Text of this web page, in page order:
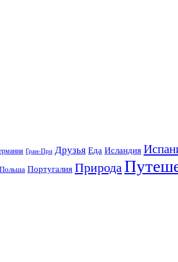
Гран-При Друзья Еда Исландия
Польша Португалия Природа